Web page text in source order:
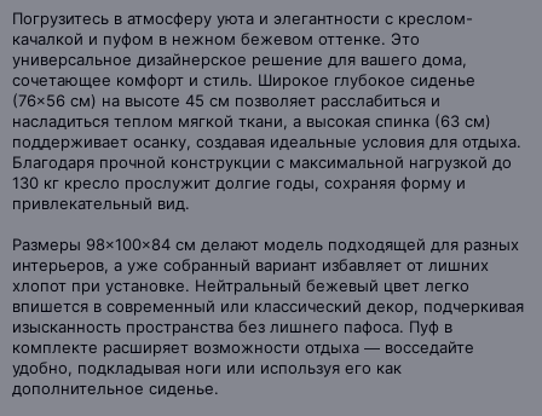
Погрузитесь в атмосферу уюта и элегантности с креслом-
качалкой и пуфом в нежном бежевом оттенке. Это
универсальное дизайнерское решение для вашего дома,
сочетающее комфорт и стиль. Широкое глубокое сиденье
(76×56 см) на высоте 45 см позволяет расслабиться и
насладиться теплом мягкой ткани, а высокая спинка (63 см)
поддерживает осанку, создавая идеальные условия для отдыха.
Благодаря прочной конструкции с максимальной нагрузкой до
130 кг кресло прослужит долгие годы, сохраняя форму и
привлекательный вид.
Размеры 98×100×84 см делают модель подходящей для разных
интерьеров, а уже собранный вариант избавляет от лишних
хлопот при установке. Нейтральный бежевый цвет легко
впишется в современный или классический декор, подчеркивая
изысканность пространства без лишнего пафоса. Пуф в
комплекте расширяет возможности отдыха — восседайте
удобно, подкладывая ноги или используя его как
дополнительное сиденье.